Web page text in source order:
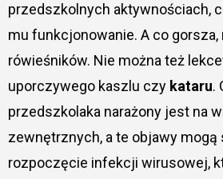
przedszkolnych aktywnościach,
mu funkcjonowanie. A co gorsza,
rówieśników. Nie można też
uporczywego kaszlu czy kataru.
przedszkolaka narażony jest na
zewnętrznych, a te objawy mogą
rozpoczęcie infekcji wirusowej,